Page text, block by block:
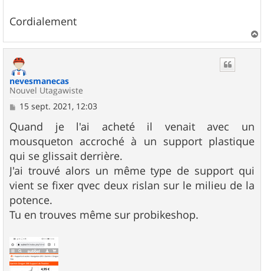
Cordialement
a
nevesmanecas
Nouvel Utagawiste
M
s
s
a
g
e
15 sept. 2021, 12:03
Quand je l'ai acheté il venait avec un
mousqueton accroché à un support plastique
qui se glissait derrière.
J'ai trouvé alors un même type de support qui
vient se fixer qvec deux rislan sur le milieu de la
potence.
Tu en trouves même sur probikeshop.